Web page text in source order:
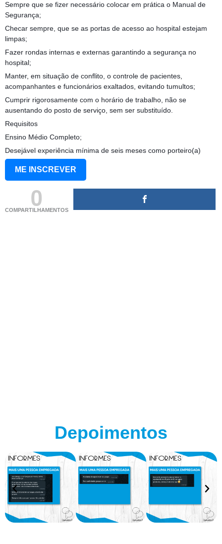
Sempre que se fizer necessário colocar em prática o Manual de
Segurança;
Checar sempre, que se as portas de acesso ao hospital estejam
limpas;
Fazer rondas internas e externas garantindo a segurança no
hospital;
Manter, em situação de conflito, o controle de pacientes,
acompanhantes e funcionários exaltados, evitando tumultos;
Cumprir rigorosamente com o horário de trabalho, não se
ausentando do posto de serviço, sem ser substituído.
Requisitos
Ensino Médio Completo;
Desejável experiência mínima de seis meses como porteiro(a)
ME INSCREVER
0
COMPARTILHAMENTOS
Depoimentos